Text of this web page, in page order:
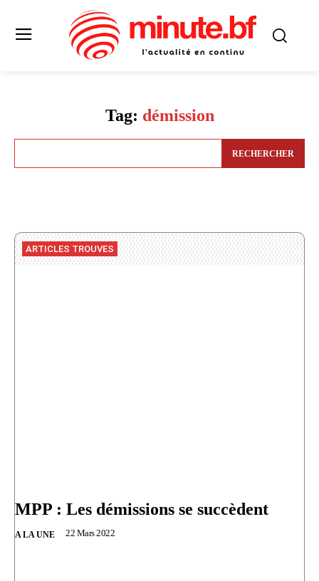
Tag: démission
RECHERCHER
ARTICLES TROUVES
MPP : Les démissions se succèdent
A LA UNE 22 Mars 2022